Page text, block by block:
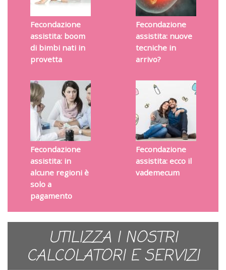
Fecondazione
assistita: boom
di bimbi nati in
provetta
Fecondazione
assistita: nuove
tecniche in
arrivo?
Fecondazione
assistita: in
alcune regioni è
solo a
pagamento
Fecondazione
assistita: ecco il
vademecum
UTILIZZA I NOSTRI
CALCOLATORI E SERVIZI